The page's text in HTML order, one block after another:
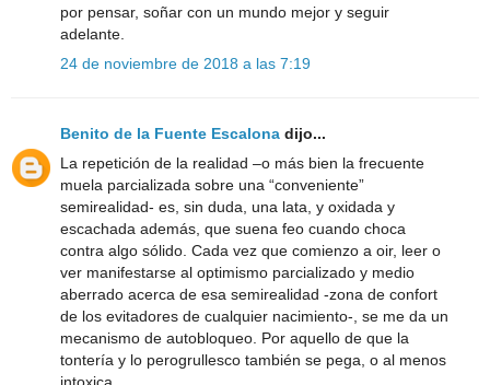
por pensar, soñar con un mundo mejor y seguir
adelante.
24 de noviembre de 2018 a las 7:19
Benito de la Fuente Escalona dijo...
La repetición de la realidad –o más bien la frecuente
muela parcializada sobre una “conveniente”
semirealidad- es, sin duda, una lata, y oxidada y
escachada además, que suena feo cuando choca
contra algo sólido. Cada vez que comienzo a oir, leer o
ver manifestarse al optimismo parcializado y medio
aberrado acerca de esa semirealidad -zona de confort
de los evitadores de cualquier nacimiento-, se me da un
mecanismo de autobloqueo. Por aquello de que la
tontería y lo perogrullesco también se pega, o al menos